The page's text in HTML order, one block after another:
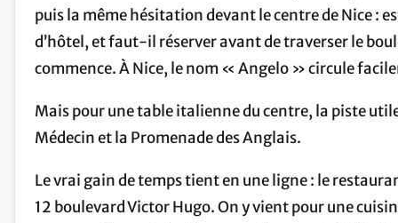
puis la même hésitation devant le centre de Nice :
d’hôtel, et faut-il réserver avant de traverser le
commence. À Nice, le nom « Angelo » circule
Mais pour une table italienne du centre, la piste
Médecin et la Promenade des Anglais.
Le vrai gain de temps tient en une ligne : le
12 boulevard Victor Hugo. On y vient pour une